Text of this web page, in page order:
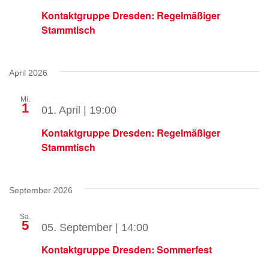
Kontaktgruppe Dresden: Regelmäßiger
Stammtisch
April 2026
Mi.
1
Kontaktgruppe Dresden: Regelmäßiger
Stammtisch
01. April | 19:00
September 2026
Sa.
5
Kontaktgruppe Dresden: Sommerfest
05. September | 14:00